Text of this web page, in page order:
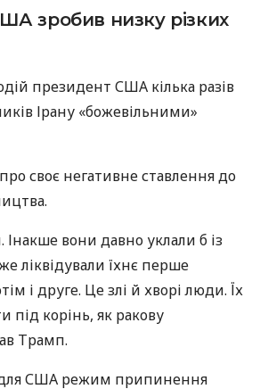
зробив низку різких
президент США кілька разів
Ірану «божевільними»
своє негативне ставлення до
вони давно уклали б із
ліквідували їхнє перше
і друге. Це злі й хворі люди. Їх
під корінь, як ракову
Трамп.
для США режим припинення